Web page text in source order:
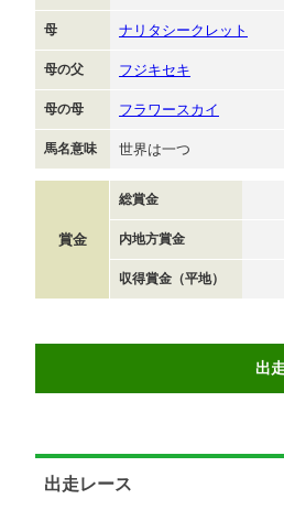
母 ナリタシークレット
母の父 フジキセキ
母の母 フラワースカイ
馬名意味 世界は一つ
賞金
総賞金
内地方賞金
収得賞金（平地）
出
出走レース